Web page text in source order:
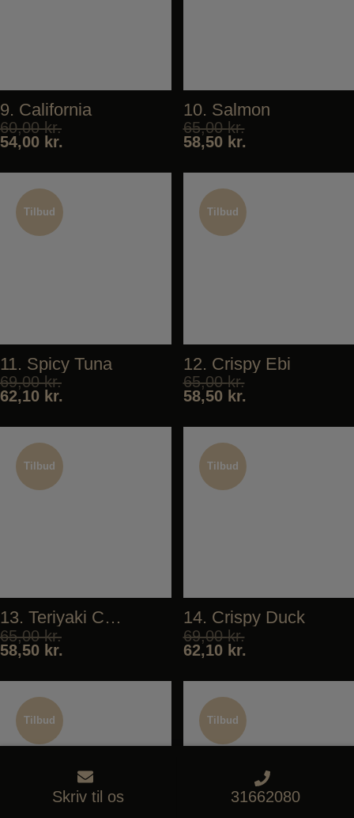
9. California
60,00kr.
54,00 kr.
10. Salmon
65,00kr.
58,50 kr.
Tilbud
Tilbud
11. Spicy Tuna
69,00kr.
62,10 kr.
Tilbud
Tilbud
12. Crispy Ebi
65,00kr.
58,50 kr.
Tilbud
Tilbud
13. Teriyaki Chicken
65,00kr.
58,50 kr.
Tilbud
Tilbud
14. Crispy Duck
69,00kr.
62,10 kr.
Tilbud
Tilbud
Tilbud
Skriv til os 31662080